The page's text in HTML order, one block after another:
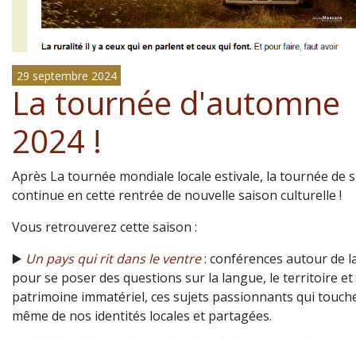
29 septembre 2024
La tournée d'automne
2024 !
Après La tournée mondiale locale estivale, la tournée de
continue en cette rentrée de nouvelle saison culturelle !
Vous retrouverez cette saison :
▶️ Un pays qui rit dans le ventre: conférences autour de
pour se poser des questions sur la langue, le territoire et
patrimoine immatériel, ces sujets passionnants qui
même de nos identités locales et partagées.